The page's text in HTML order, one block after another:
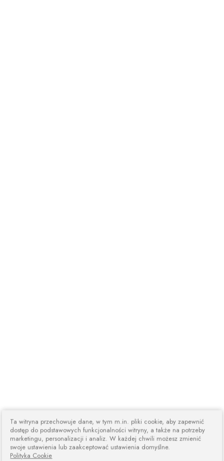
Ta witryna przechowuje dane, w tym m.in. pliki cookie, aby zapewnić
dostęp do podstawowych funkcjonalności witryny, a także na potrzeby
marketingu, personalizacji i analiz. W każdej chwili możesz zmienić
swoje ustawienia lub zaakceptować ustawienia domyślne.
Polityka Cookie